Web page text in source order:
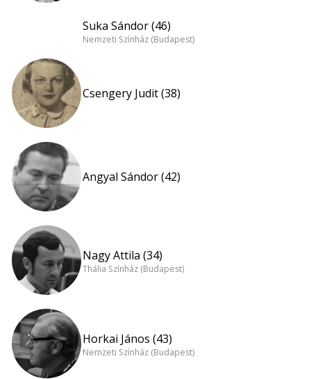
Suka Sándor (46)
Nemzeti Színház (Budapest)
Csengery Judit (38)
Angyal Sándor (42)
Nagy Attila (34)
Thália Színház (Budapest)
Horkai János (43)
Nemzeti Színház (Budapest)